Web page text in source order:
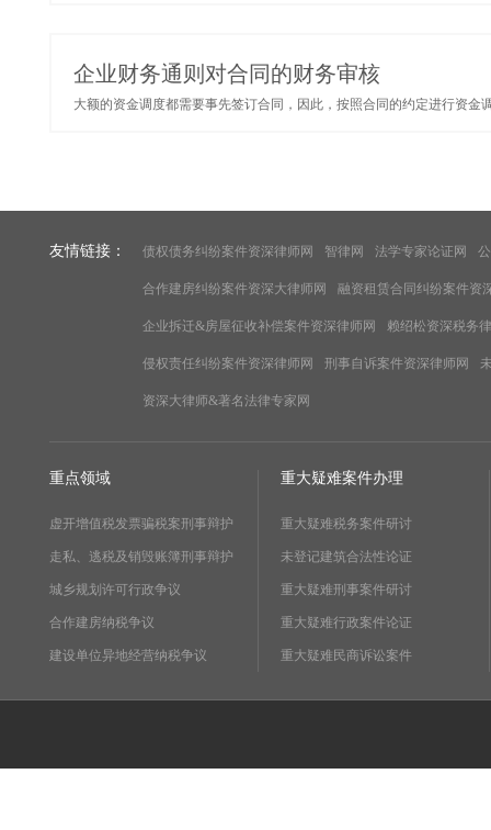
企业财务通则对合同的财务审核
大额的资金调度都需要事先签订合同，因此，按照合同的约定进行资金
友情链接： 债权债务纠纷案件资深律师网 智律网 法学专家论证网
合作建房纠纷案件资深大律师网 融资租赁合同纠纷案件资
企业拆迁&房屋征收补偿案件资深律师网 赖绍松资深税务
侵权责任纠纷案件资深律师网 刑事自诉案件资深律师网
资深大律师&著名法律专家网
重点领域
虚开增值税发票骗税案刑事辩护
走私、逃税及销毁账簿刑事辩护
城乡规划许可行政争议
合作建房纳税争议
建设单位异地经营纳税争议
重大疑难案件办理
重大疑难税务案件研讨
未登记建筑合法性论证
重大疑难刑事案件研讨
重大疑难行政案件论证
重大疑难民商诉讼案件